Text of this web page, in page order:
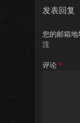
发表回复
您的邮箱地
注
评论 *